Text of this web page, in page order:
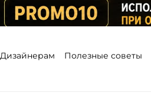
Дизайнерам Полезные советы